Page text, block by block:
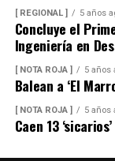
[ REGIONAL ] 5 años
Concluye el
Ingeniería en
[ NOTA ROJA ] 5 años
Balean a ‘El
[ NOTA ROJA ] 5 años
Caen 13